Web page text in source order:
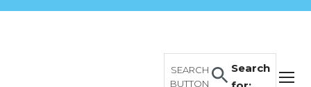
Search
SEARCH
BUTTON